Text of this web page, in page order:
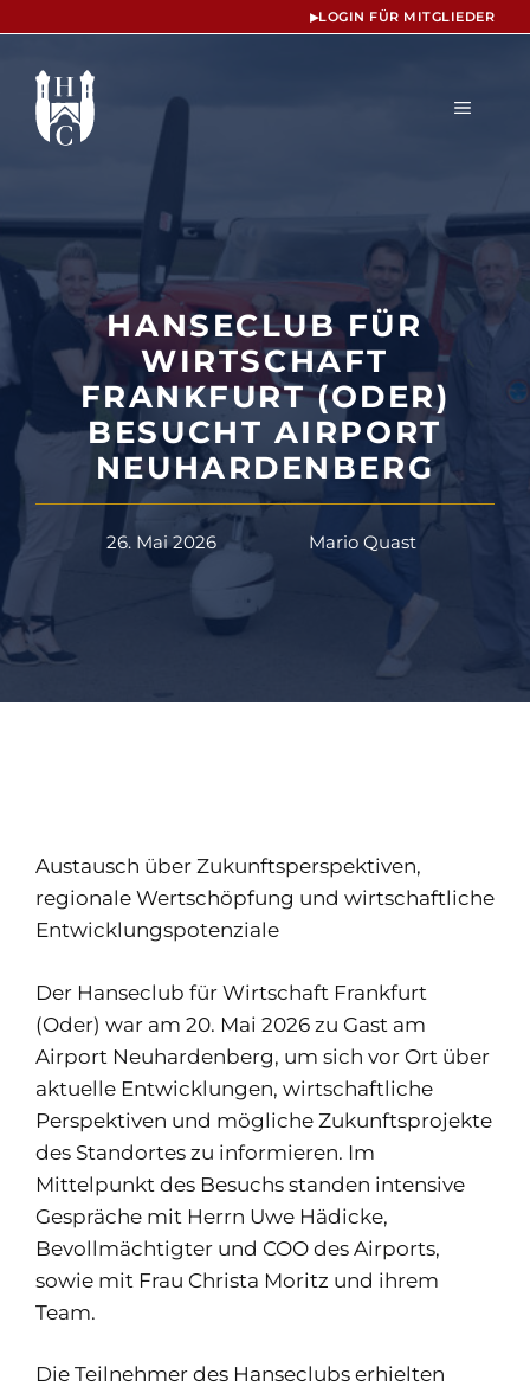
springen
▸LOGIN FÜR MITGLIEDER
MENÜ
HANSECLUB FÜR
WIRTSCHAFT
FRANKFURT (ODER)
BESUCHT AIRPORT
NEUHARDENBERG
26. Mai 2026 Mario Quast
Austausch über Zukunftsperspektiven,
regionale Wertschöpfung und wirtschaftliche
Entwicklungspotenziale
Der Hanseclub für Wirtschaft Frankfurt
(Oder) war am 20. Mai 2026 zu Gast am
Airport Neuhardenberg, um sich vor Ort über
aktuelle Entwicklungen, wirtschaftliche
Perspektiven und mögliche Zukunftsprojekte
des Standortes zu informieren. Im
Mittelpunkt des Besuchs standen intensive
Gespräche mit Herrn Uwe Hädicke,
Bevollmächtigter und COO des Airports,
sowie mit Frau Christa Moritz und ihrem
Team.
Die Teilnehmer des Hanseclubs erhielten